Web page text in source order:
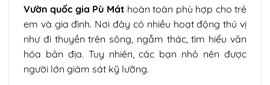
Vườn quốc gia Pù Mát hoàn toàn phù hợp cho trẻ
em và gia đình. Nơi đây có nhiều hoạt động thú vị
như đi thuyền trên sông, ngắm thác, tìm hiểu văn
hóa bản địa. Tuy nhiên, các bạn nhỏ nên được
người lớn giám sát kỹ lưỡng.